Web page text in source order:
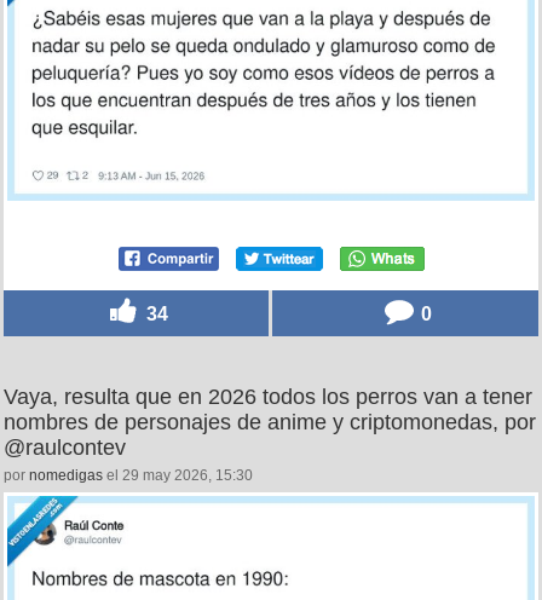
34 0
Vaya, resulta que en 2026 todos los perros van a tener
nombres de personajes de anime y criptomonedas, por
@raulcontev
por nomedigas el 29 may 2026, 15:30